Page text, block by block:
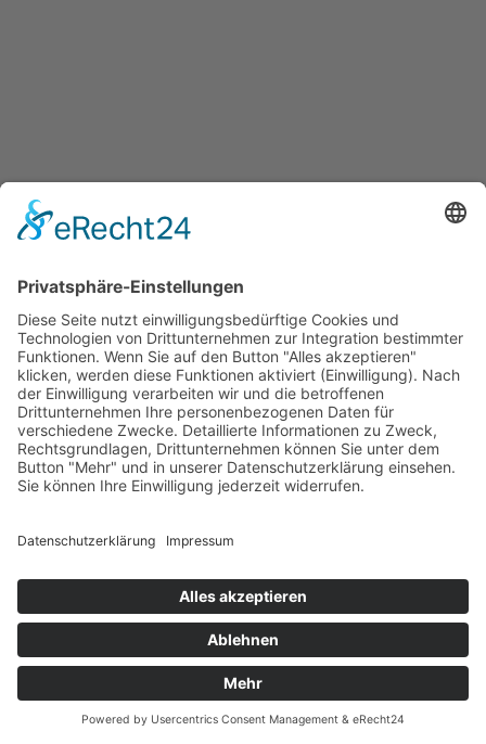
Manülade
vonZita Falk|23. September 2025
Genussmittel ,Kirchweiler,Manufakturen & Verarbeitung
Kommentieren
Manülade – Liebe, die man schmecken kann! Handgemacht, voller
Charme und mit einer Prise Fantasie – direkt aus der schönen
Vulkaneifel. Ob fruchtig-exotisch wie Caribbean Dream oder
klassisch wie Erdbeer-Vanille – jede Sorte ist ein kleines Stück
Glück im Glas. Hier wird noch gekocht wie bei Oma!
mehr lesen